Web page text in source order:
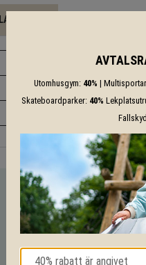
LADDA NER
VI HJÄLPER
Med vår mångåriga kunskap
tekniska lösningar så hjälper
Utomhusgym: 40% |
Skateboardparker: 40%